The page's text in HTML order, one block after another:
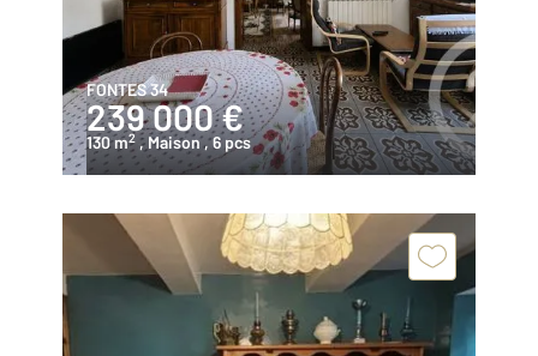
FONTES 34
239 000 €
130 m2 , Maison , 6 pcs